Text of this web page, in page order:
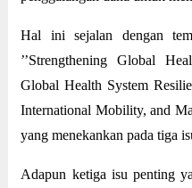
Hal ini sejalan dengan
’’Strengthening Global
Global Health System
International Mobility, and
yang menekankan pada tiga
Adapun ketiga isu penting